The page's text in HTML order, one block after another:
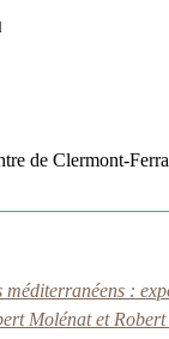
de Clermont-
:
Molénat et